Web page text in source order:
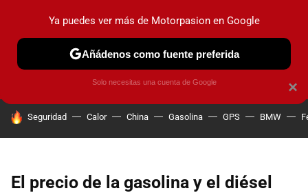
PRUEBAS COCHES ELÉCTRICOS OBSERVATORIO
HOY SE HABLA DE
Seguridad Calor China Gasolina GPS BMW
El precio de la gasolina y el diésel
×
Ya puedes ver más de Motorpasion en Google
Añádenos como fuente preferida
Solo necesitas una cuenta de Google